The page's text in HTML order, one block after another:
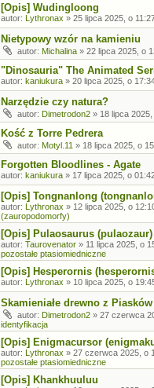
[Opis] Wudingloong
autor: Lythronax » 25 lipca 2025, o
Nietypowy wzór na kamieniu
autor: Michalina » 22 lipca 2025, o
"Dinosauria" The Animated
autor: kaniukura » 20 lipca 2025, o
Narzędzie czy natura?
autor: Dimetrodon2 » 18 lipca
Kość z Torre Pedrera
autor: Motyl.11 » 18 lipca 2025, o
Forgotten Bloodlines - Agate
autor: kaniukura » 17 lipca 2025, o
[Opis] Tongnanlong
autor: Lythronax » 12 lipca 2025, o
(zauropodomorfy)
[Opis] Pulaosaurus (pulaozaur)
autor: Taurovenator » 11 lipca 2025, o
pozostałe ptasiomiedniczne
[Opis] Hesperornis
autor: Lythronax » 10 lipca 2025, o
Skamieniałe drewno z
autor: Dimetrodon2 » 27 czerwca
identyfikacja
[Opis] Enigmacursor
autor: Lythronax » 27 czerwca 2025, o
pozostałe ptasiomiedniczne
[Opis] Khankhuuluu